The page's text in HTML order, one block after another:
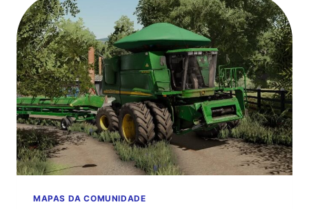
MÁQUINAS
DA
PROPRIEDADE?
MAPAS DA COMUNIDADE